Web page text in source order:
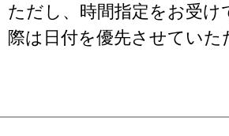
ただし、時間指定をお受
際は日付を優先させていた